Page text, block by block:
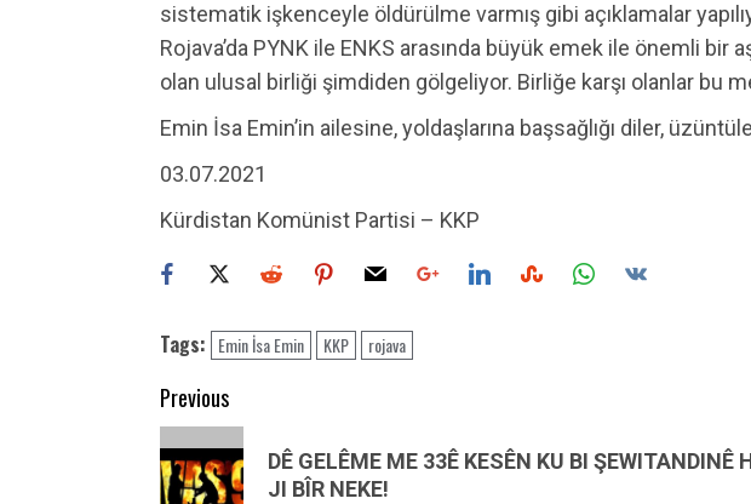
sistematik işkenceyle öldürülme varmış gibi açıklamalar
Rojava’da PYNK ile ENKS arasında büyük emek ile önemli bir
olan ulusal birliği şimdiden gölgeliyor. Birliğe karşı olanlar bu
Emin İsa Emin’in ailesine, yoldaşlarına başsağlığı diler,
03.07.2021
Kürdistan Komünist Partisi – KKP
Tags: Emin İsa Emin KKP rojava
Post
navigation
Previous
Previous
post:
DÊ GELÊME ME 33Ê KESÊN KU BI ŞEWITANDINÊ
JI BÎR NEKE!